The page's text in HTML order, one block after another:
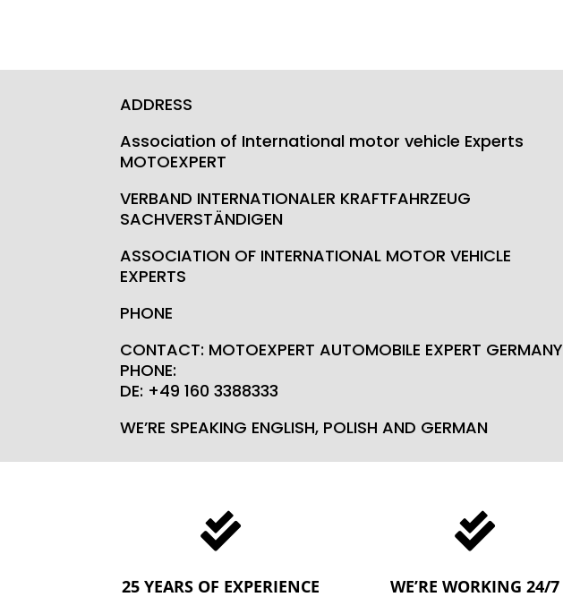
ADDRESS
Association of International motor vehicle Experts
MOTOEXPERT
VERBAND INTERNATIONALER KRAFTFAHRZEUG
SACHVERSTÄNDIGEN
ASSOCIATION OF INTERNATIONAL MOTOR VEHICLE
EXPERTS
PHONE
CONTACT: MOTOEXPERT AUTOMOBILE EXPERT GERMANY
PHONE:
DE: +49 160 3388333
WE’RE SPEAKING ENGLISH, POLISH AND GERMAN

25 YEARS OF EXPERIENCE

WE’RE WORKING 24/7